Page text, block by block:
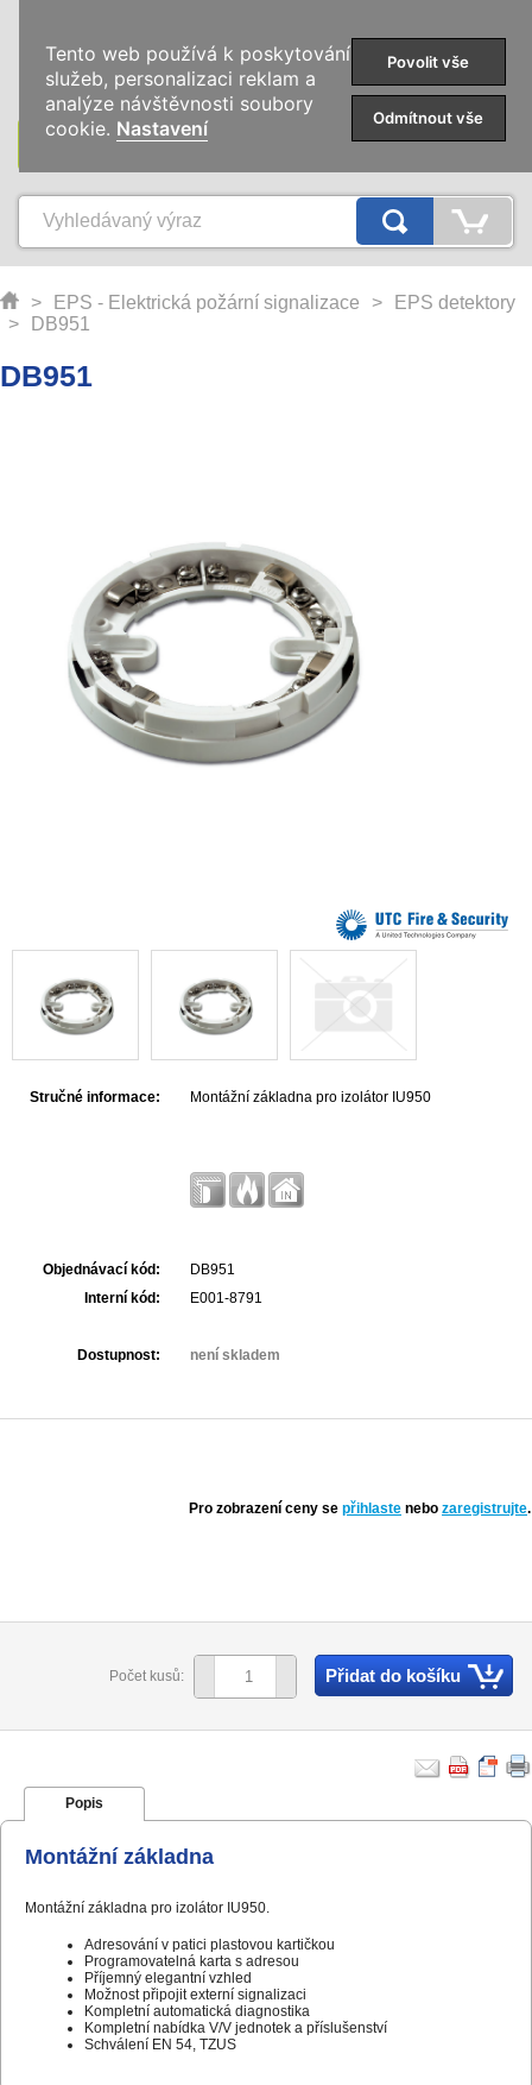
KATEGORIE
> EPS - Elektrická požární signalizace >
EPS detektory
>
DB951
DB951
Stručné informace: Montážní základna pro izolátor IU950
Objednávací kód:
DB951
Interní kód:
E001-8791
Dostupnost: není skladem
Pro zobrazení ceny se přihlaste nebo zaregistrujte.
Počet kusů: Přidat do košíku
Popis
Montážní základna
Montážní základna pro izolátor IU950.
Adresování v patici plastovou kartičkou
Programovatelná karta s adresou
Příjemný elegantní vzhled
Možnost připojit externí signalizaci
Kompletní automatická diagnostika
Kompletní nabídka V/V jednotek a příslušenství
Schválení EN 54, TZUS
Tento web používá k poskytování
služeb, personalizaci reklam a
analýze návštěvnosti soubory
cookie. Nastavení
Povolit vše
Odmítnout vše